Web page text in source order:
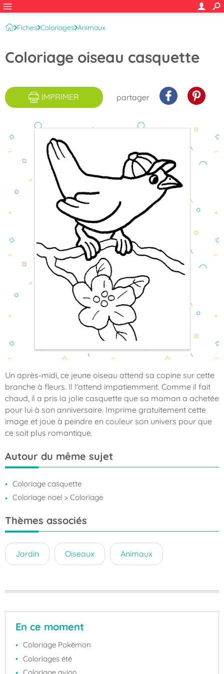
Fiches Coloriages Animaux
Coloriage oiseau casquette
IMPRIMER partager
Un après-midi, ce jeune oiseau attend sa copine sur cette
branche à fleurs. Il l'attend impatiemment. Comme il fait
chaud, il a pris la jolie casquette que sa maman a achetée
pour lui à son anniversaire. Imprime gratuitement cette
image et joue à peindre en couleur son univers pour que
ce soit plus romantique.
Autour du même sujet
Coloriage casquette
Coloriage noel > Coloriage
Thèmes associés
Jardin Oiseaux Animaux
En ce moment
Coloriage Pokémon
Coloriages été